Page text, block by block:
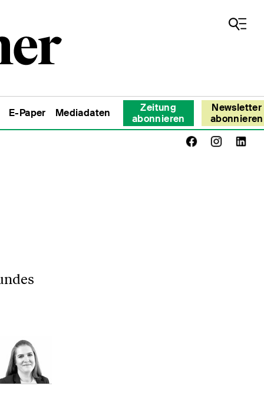
E-Paper Mediadaten
Zeitung
abonnieren
Newsletter
abonnieren